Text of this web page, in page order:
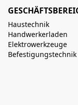
Haustechnik
Handwerkerladen
Elektrowerkzeuge
Befestigungstechnik